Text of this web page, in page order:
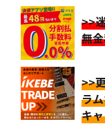
>>
無
>>
ラ
キ